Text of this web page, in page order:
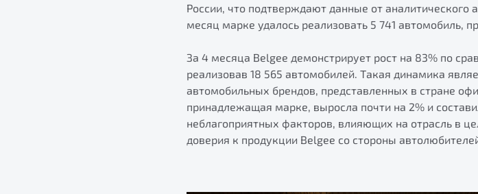
России, что подтверждают данные от аналитического
месяц марке удалось реализовать 5 741 автомобиль,
За 4 месяца Belgee демонстрирует рост на 83% по
реализовав 18 565 автомобилей. Такая динамика
автомобильных брендов, представленных в стране
принадлежащая марке, выросла почти на 2% и
неблагоприятных факторов, влияющих на отрасль в
доверия к продукции Belgee со стороны